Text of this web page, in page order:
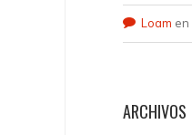
Loam en
ARCHIVOS